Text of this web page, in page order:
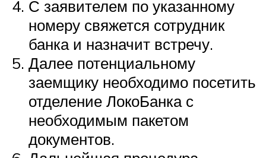
С заявителем по указанному
номеру свяжется сотрудник
банка и назначит встречу.
Далее потенциальному
заемщику необходимо посетить
отделение ЛокоБанка с
необходимым пакетом
документов.